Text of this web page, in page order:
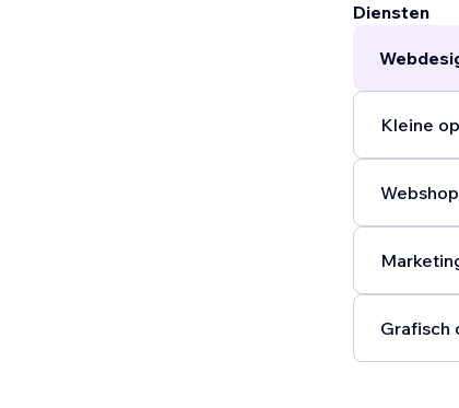
Diensten
Kleine
Grafisch